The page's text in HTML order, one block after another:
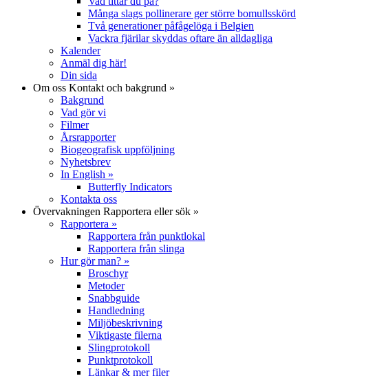
Många slags pollinerare ger större bomullsskörd
Två generationer påfågelöga i Belgien
Vackra fjärilar skyddas oftare än alldagliga
Kalender
Anmäl dig här!
Din sida
Om oss Kontakt och bakgrund »
Bakgrund
Vad gör vi
Filmer
Årsrapporter
Biogeografisk uppföljning
Nyhetsbrev
In English »
Butterfly Indicators
Kontakta oss
Övervakningen Rapportera eller sök »
Rapportera »
Rapportera från punktlokal
Rapportera från slinga
Hur gör man? »
Broschyr
Metoder
Snabbguide
Handledning
Miljöbeskrivning
Viktigaste filerna
Slingprotokoll
Punktprotokoll
Länkar & mer filer